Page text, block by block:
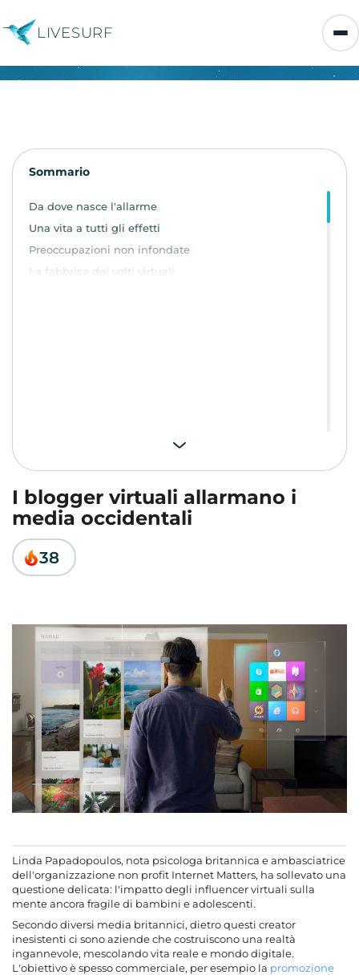
LIVESURF
Sommario
Da dove nasce l'allarme
Una vita a tutti gli effetti
Preoccupazioni non infondate
La fabbrica dei volti virtuali
I blogger virtuali allarmano i
media occidentali
38
Linda Papadopoulos, nota psicologa britannica e ambasciatrice
dell'organizzazione non profit Internet Matters, ha sollevato una
questione delicata: l'impatto degli influencer virtuali sulla
mente ancora fragile di bambini e adolescenti.
Secondo diversi media britannici, dietro questi creator
inesistenti ci sono aziende che costruiscono una realtà
ingannevole, mescolando vita reale e mondo digitale.
L'obiettivo è spesso commerciale, per esempio la promozione